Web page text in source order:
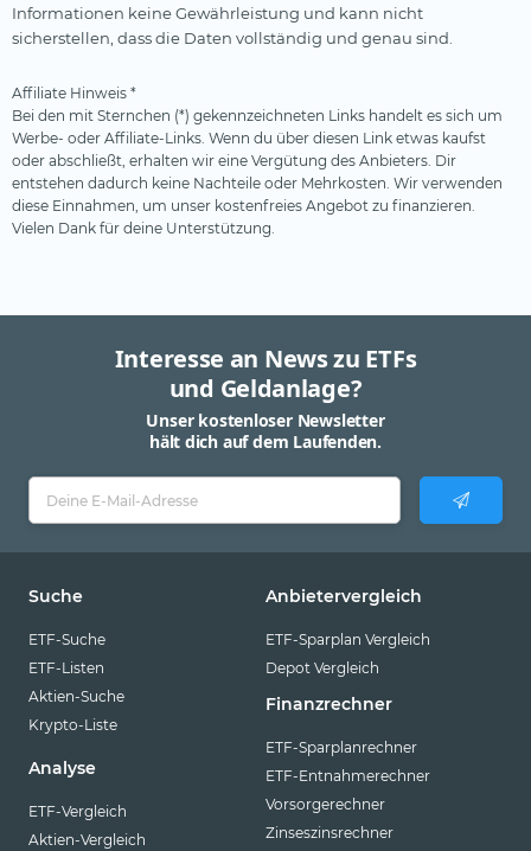
Informationen keine Gewährleistung und kann nicht
sicherstellen, dass die Daten vollständig und genau sind.
Affiliate Hinweis *
Bei den mit Sternchen (*) gekennzeichneten Links handelt es sich um
Werbe- oder Affiliate-Links. Wenn du über diesen Link etwas kaufst
oder abschließt, erhalten wir eine Vergütung des Anbieters. Dir
entstehen dadurch keine Nachteile oder Mehrkosten. Wir verwenden
diese Einnahmen, um unser kostenfreies Angebot zu finanzieren.
Vielen Dank für deine Unterstützung.
Interesse an News zu ETFs
und Geldanlage?
Unser kostenloser Newsletter
hält dich auf dem Laufenden.
Suche
ETF-Suche
ETF-Listen
Aktien-Suche
Krypto-Liste
Analyse
ETF-Vergleich
Aktien-Vergleich
Anbietervergleich
ETF-Sparplan Vergleich
Depot Vergleich
Finanzrechner
ETF-Sparplanrechner
ETF-Entnahmerechner
Vorsorgerechner
Zinseszinsrechner